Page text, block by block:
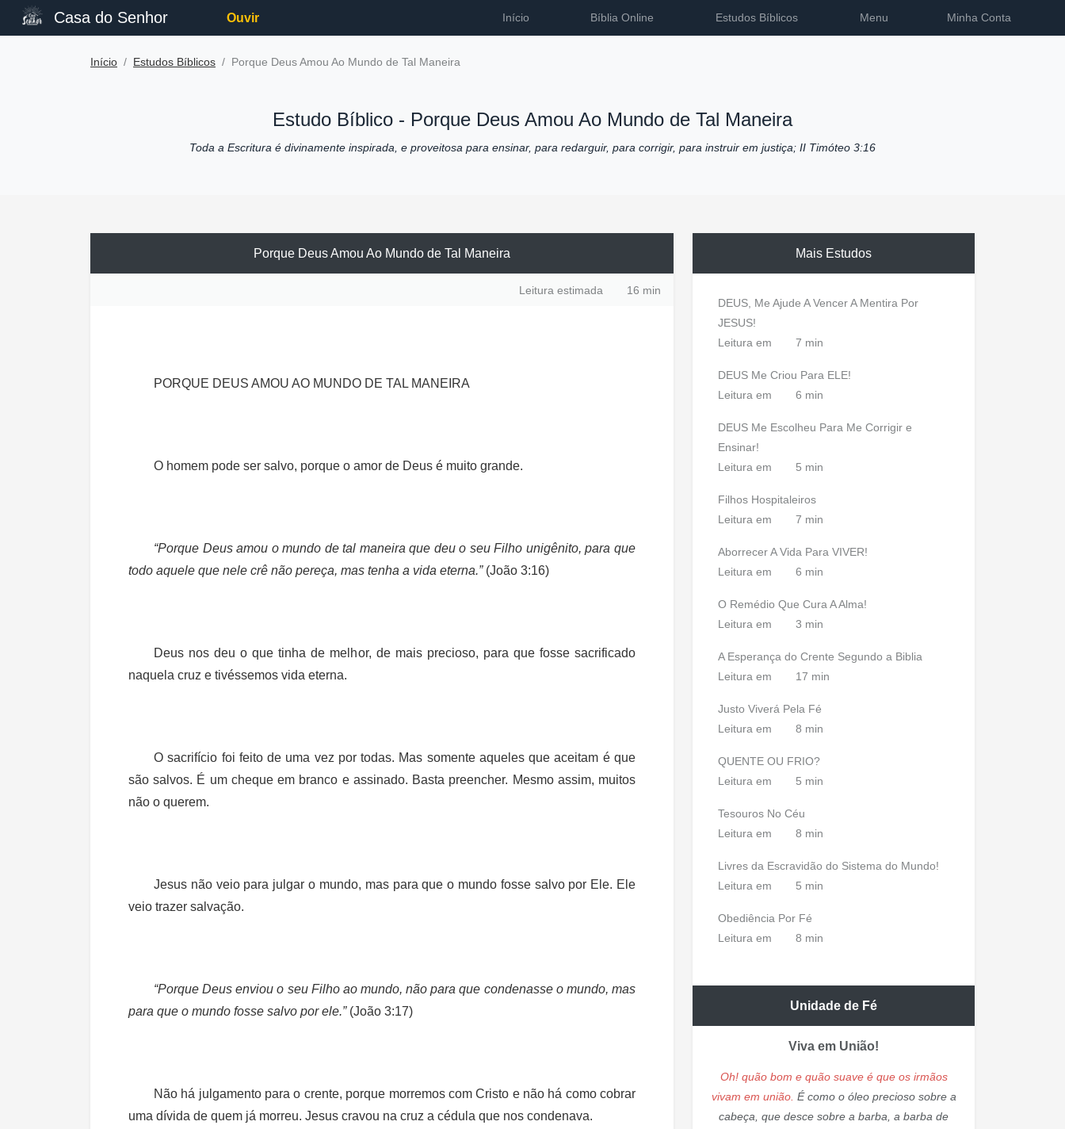
Casa do Senhor Ouvir Início Bíblia Online Estudos Bíblicos Menu Minha Conta
Início Estudos Bíblicos Porque Deus Amou Ao Mundo de Tal Maneira
Estudo Bíblico - Porque Deus Amou Ao Mundo de Tal Maneira
Toda a Escritura é divinamente inspirada, e proveitosa para ensinar, para redarguir, para corrigir, para instruir em justiça; II Timóteo 3:16
Porque Deus Amou Ao Mundo de Tal Maneira
Leitura estimada 16 min
PORQUE DEUS AMOU AO MUNDO DE TAL MANEIRA
O homem pode ser salvo, porque o amor de Deus é muito grande.
“Porque Deus amou o mundo de tal maneira que deu o seu Filho unigênito, para que
todo aquele que nele crê não pereça, mas tenha a vida eterna.” (João 3:16)
Deus nos deu o que tinha de melhor, de mais precioso, para que fosse sacrificado
naquela cruz e tivéssemos vida eterna.
O sacrifício foi feito de uma vez por todas. Mas somente aqueles que aceitam é que
são salvos. É um cheque em branco e assinado. Basta preencher. Mesmo assim, muitos
não o querem.
Jesus não veio para julgar o mundo, mas para que o mundo fosse salvo por Ele. Ele
veio trazer salvação.
“Porque Deus enviou o seu Filho ao mundo, não para que condenasse o mundo, mas
para que o mundo fosse salvo por ele.” (João 3:17)
Não há julgamento para o crente, porque morremos com Cristo e não há como cobrar
uma dívida de quem já morreu. Jesus cravou na cruz a cédula que nos condenava.
Mais Estudos
DEUS, Me Ajude A Vencer A Mentira Por
JESUS!
Leitura em
7 min
DEUS Me Criou Para ELE!
Leitura em
6 min
DEUS Me Escolheu Para Me Corrigir e
Ensinar!
Leitura em
5 min
Filhos Hospitaleiros
Leitura em
7 min
Aborrecer A Vida Para VIVER!
Leitura em
6 min
O Remédio Que Cura A Alma!
Leitura em
3 min
A Esperança do Crente Segundo a Biblia
Leitura em
17 min
Justo Viverá Pela Fé
Leitura em
8 min
QUENTE OU FRIO?
Leitura em
5 min
Tesouros No Céu
Leitura em
8 min
Livres da Escravidão do Sistema do Mundo!
Leitura em
5 min
Obediência Por Fé
Leitura em
8 min
Unidade de Fé
Viva em União!
Oh! quão bom e quão suave é que os irmãos
vivam em união. É como o óleo precioso sobre a
cabeça, que desce sobre a barba, a barba de